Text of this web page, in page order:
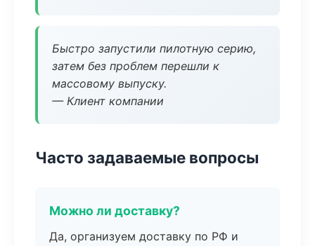
Быстро запустили пилотную серию,
затем без проблем перешли к
массовому выпуску.
— Клиент компании
Часто задаваемые вопросы
Можно ли доставку?
Да, организуем доставку по РФ и